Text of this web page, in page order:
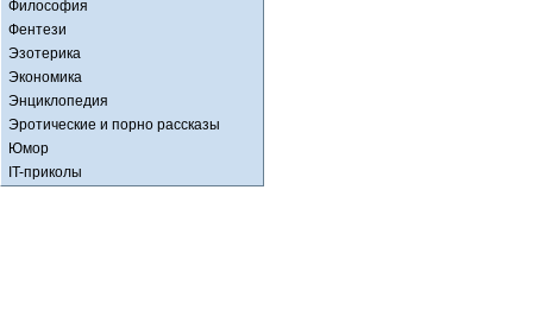
Философия
Фентези
Эзотерика
Экономика
Энциклопедия
Эротические и порно рассказы
Юмор
IT-приколы